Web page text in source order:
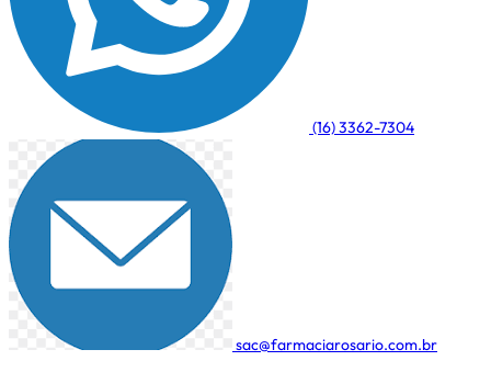
(16) 3362-7304
sac@farmaciarosario.com.br